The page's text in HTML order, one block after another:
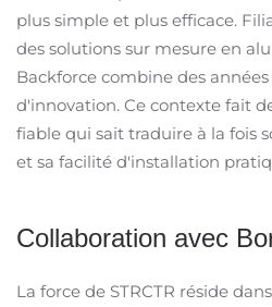
plus simple et plus efficace.
des solutions sur mesure en
Backforce combine des
d'innovation. Ce contexte fait
fiable qui sait traduire à la fois
et sa facilité d'installation
Collaboration avec
La force de STRCTR réside